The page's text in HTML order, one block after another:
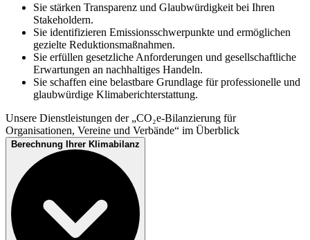
Sie stärken Transparenz und Glaubwürdigkeit bei Ihren
Stakeholdern.
Sie identifizieren Emissionsschwerpunkte und ermöglichen
gezielte Reduktionsmaßnahmen.
Sie erfüllen gesetzliche Anforderungen und gesellschaftliche
Erwartungen an nachhaltiges Handeln.
Sie schaffen eine belastbare Grundlage für professionelle und
glaubwürdige Klimaberichterstattung.
Unsere Dienstleistungen der „CO₂e-Bilanzierung für
Organisationen, Vereine und Verbände“ im Überblick
Berechnung Ihrer Klimabilanz